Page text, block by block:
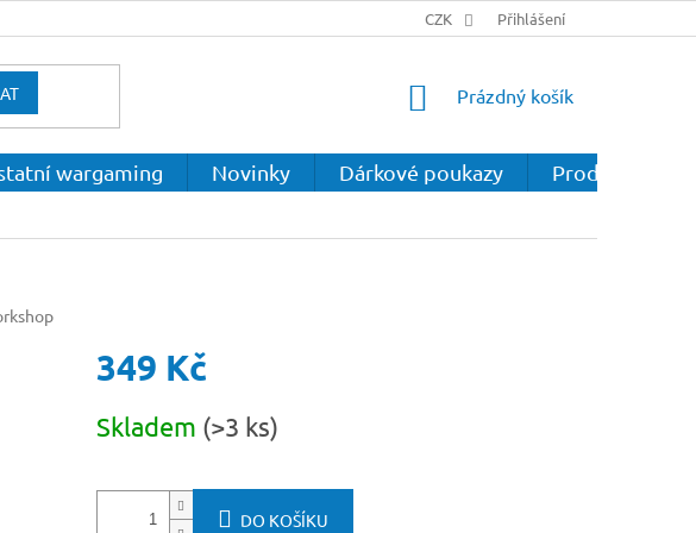
CZK Přihlášení
NÁKUPNÍ
Prázdný košík
wargaming Novinky Dárkové poukazy Prodejna
349 Kč
cena:
Skladem (>3 ks)
DO KOŠÍKU